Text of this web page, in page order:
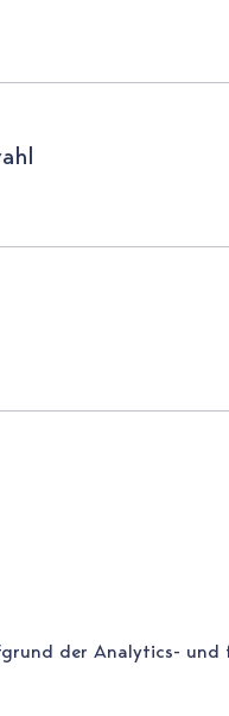
der Analytics-